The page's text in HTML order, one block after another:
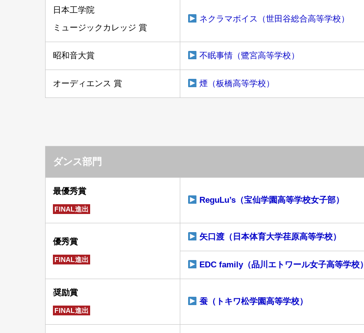
日本工学院
ミュージックカレッジ 賞
ネクラマボイス（世田谷総合高等学校）
昭和音大賞 不眠事情（鷺宮高等学校）
オーディエンス 賞 煙（板橋高等学校）
ダンス部門
最優秀賞
FINAL進出
ReguLu’s（宝仙学園高等学校女子部）
優秀賞
FINAL進出
矢口渡（日本体育大学荏原高等学校）
EDC family（品川エトワール女子高等学校）
奨励賞
FINAL進出
蚕（トキワ松学園高等学校）